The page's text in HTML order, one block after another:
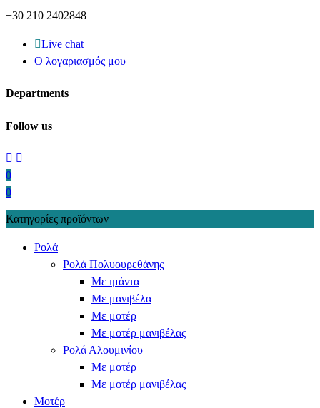
+30 210 2402848
Live chat
Ο λογαριασμός μου
Departments
Follow us
0
0
Κατηγορίες προϊόντων
Ρολά
Ρολά Πολυουρεθάνης
Με ιμάντα
Με μανιβέλα
Με μοτέρ
Με μοτέρ μανιβέλας
Ρολά Αλουμινίου
Με μοτέρ
Με μοτέρ μανιβέλας
Μοτέρ